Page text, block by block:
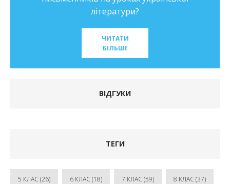
БІЛЬШЕ
ВІДГУКИ
ТЕГИ
5 КЛАС(26) 6 КЛАС(18) 7 КЛАС(59) 8 КЛАС(37)